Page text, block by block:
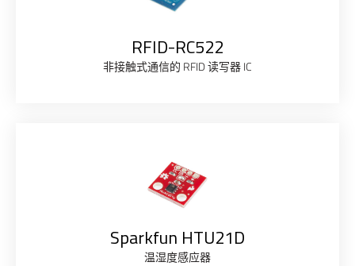
RFID-RC522
非接触式通信的 RFID 读写器 IC
Sparkfun HTU21D
温湿度感应器